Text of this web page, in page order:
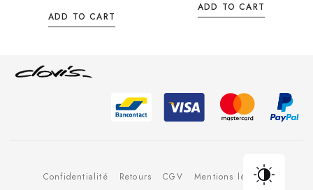
ADD TO CART
ADD TO CART
Confidentialité Retours CGV Mentions légales